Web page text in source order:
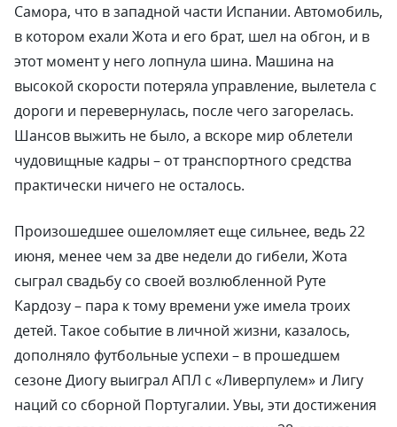
Самора, что в западной части Испании. Автомобиль,
в котором ехали Жота и его брат, шел на обгон, и в
этот момент у него лопнула шина. Машина на
высокой скорости потеряла управление, вылетела с
дороги и перевернулась, после чего загорелась.
Шансов выжить не было, а вскоре мир облетели
чудовищные кадры – от транспортного средства
практически ничего не осталось.
Произошедшее ошеломляет еще сильнее, ведь 22
июня, менее чем за две недели до гибели, Жота
сыграл свадьбу со своей возлюбленной Руте
Кардозу – пара к тому времени уже имела троих
детей. Такое событие в личной жизни, казалось,
дополняло футбольные успехи – в прошедшем
сезоне Диогу выиграл АПЛ с «Ливерпулем» и Лигу
наций со сборной Португалии. Увы, эти достижения